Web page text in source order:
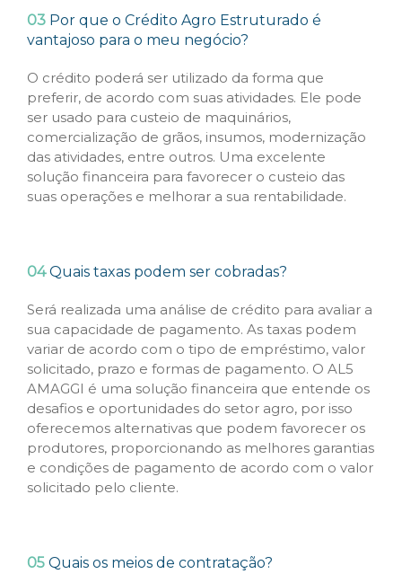
03 Por que o Crédito Agro Estruturado é
vantajoso para o meu negócio?
O crédito poderá ser utilizado da forma que
preferir, de acordo com suas atividades. Ele pode
ser usado para custeio de maquinários,
comercialização de grãos, insumos, modernização
das atividades, entre outros. Uma excelente
solução financeira para favorecer o custeio das
suas operações e melhorar a sua rentabilidade.
04 Quais taxas podem ser cobradas?
Será realizada uma análise de crédito para avaliar a
sua capacidade de pagamento. As taxas podem
variar de acordo com o tipo de empréstimo, valor
solicitado, prazo e formas de pagamento. O AL5
AMAGGI é uma solução financeira que entende os
desafios e oportunidades do setor agro, por isso
oferecemos alternativas que podem favorecer os
produtores, proporcionando as melhores garantias
e condições de pagamento de acordo com o valor
solicitado pelo cliente.
05 Quais os meios de contratação?